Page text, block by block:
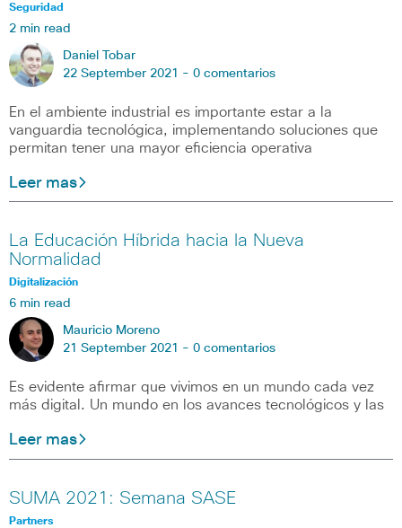
Seguridad
2 min read
Daniel Tobar
22 September 2021 - 0 comentarios
En el ambiente industrial es importante estar a la
vanguardia tecnológica, implementando soluciones que
permitan tener una mayor eficiencia operativa
Leer mas
La Educación Híbrida hacia la Nueva
Normalidad
Digitalización
6 min read
Mauricio Moreno
21 September 2021 - 0 comentarios
Es evidente afirmar que vivimos en un mundo cada vez
más digital. Un mundo en los avances tecnológicos y las
Leer mas
SUMA 2021: Semana SASE
Partners